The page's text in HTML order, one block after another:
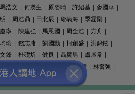
馬浩文 何濼生 原姿晴 許紹基 麥國華
周浩鼎 田北辰 鄔滿海 季霆剛
寧 陳建強 馬恩國 周全浩 方舟
瑜 錢志庸 劉國勳 柯創盛 洪錦鉉
鋒 杜礎圻 健良 聶廣男 盧展常
羅崑 姚銘 精選文章 林奮強